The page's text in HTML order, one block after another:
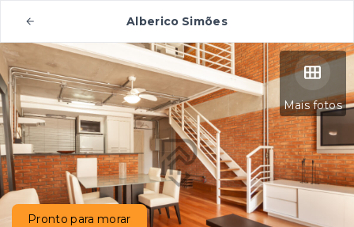
Alberico Simões
Mais fotos
Pronto para morar